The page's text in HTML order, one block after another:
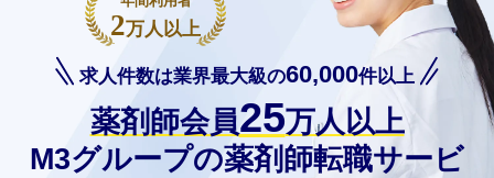
求人件数は業界最大級の60,000件以上
薬剤師会員25万人以上
M3グループの薬剤師転職サービ
2万人以上